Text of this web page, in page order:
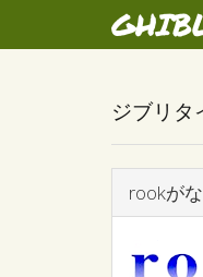
ジブリタ
rookが